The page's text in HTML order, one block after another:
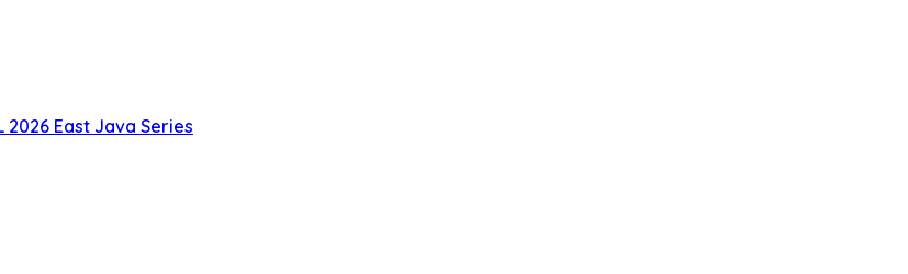
2026 East Java Series